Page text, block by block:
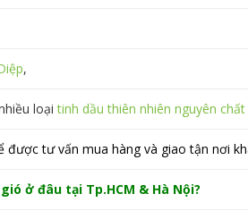
,
loạitinh dầu thiên nhiên nguyên chất
được tư vấn mua hàng và giao tận nơi
ở đâu tại Tp.HCM & Hà Nội?